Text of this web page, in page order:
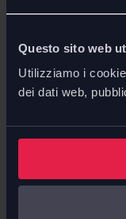
Questo sito web
Utilizziamo i
dei dati web,